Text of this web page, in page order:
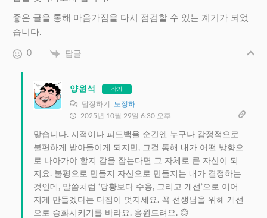
좋은 글을 통해 마음가짐을 다시 점검할 수 있는 계기가 되었
습니다.
0 답글
양원석 작가
답장하기
노정하
2025년 10월 29일 6:30 오후
맞습니다. 지적이나 피드백을 순간엔 누구나 감정적으로
불편하게 받아들이게 되지만, 그걸 통해 내가 어떤 방향으
로 나아가야 할지 감을 잡는다면 그 자체로 큰 자산이 되
지요. 불평으로 만들지 자산으로 만들지는 내가 결정하는
것인데, 말씀처럼 ‘당황보다 수용, 그리고 개선’으로 이어
지게 만들겠다는 다짐이 멋지세요. 꼭 선생님을 위해 개선
으로 승화시키기를 바라요. 응원드려요. 😊